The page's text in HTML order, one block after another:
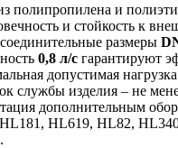
полипропилена и
и стойкость к
размеры
0,8 л/с гарантируют
допустимая
службы изделия – не
дополнительным
HL619, HL82,